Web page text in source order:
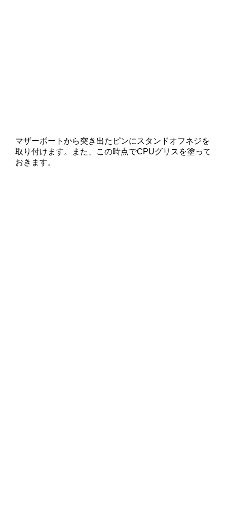
マザーボートから突き出たピンにスタンドオフネジを
取り付けます。また、この時点でCPUグリスを塗って
おきます。